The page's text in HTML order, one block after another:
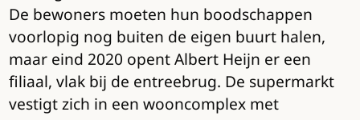
De bewoners moeten hun boodschappen
voorlopig nog buiten de eigen buurt halen,
maar eind 2020 opent Albert Heijn er een
filiaal, vlak bij de entreebrug. De supermarkt
vestigt zich in een wooncomplex met